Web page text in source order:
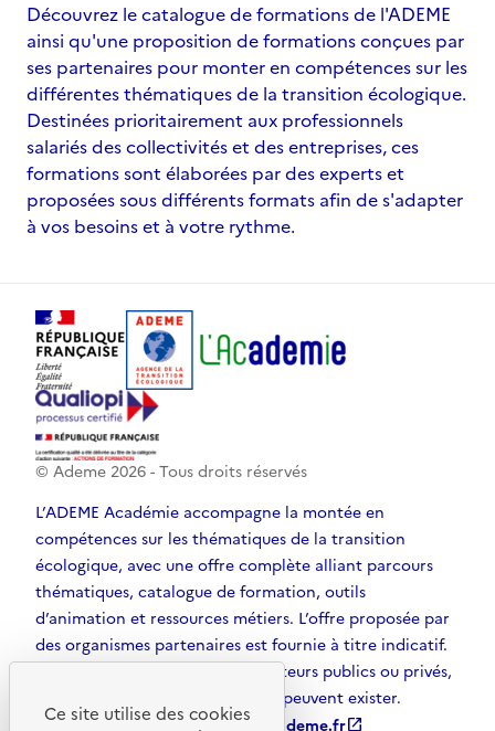
Découvrez le catalogue de formations de l'ADEME
ainsi qu'une proposition de formations conçues par
ses partenaires pour monter en compétences sur les
différentes thématiques de la transition écologique.
Destinées prioritairement aux professionnels
salariés des collectivités et des entreprises, ces
formations sont élaborées par des experts et
proposées sous différents formats afin de s'adapter
à vos besoins et à votre rythme.
© Ademe 2026 - Tous droits réservés
L’ADEME Académie accompagne la montée en
compétences sur les thématiques de la transition
écologique, avec une offre complète alliant parcours
thématiques, catalogue de formation, outils
d’animation et ressources métiers. L’offre proposée par
des organismes partenaires est fournie à titre indicatif.
D’autres solutions, émanant d’acteurs publics ou privés,
et non référencées par l’ADEME, peuvent exister.
ademe.fr open_in_newagirpourlatransition.ademe.fropen_in_new
Ce site utilise des cookies